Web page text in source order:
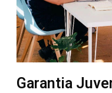
Garantia